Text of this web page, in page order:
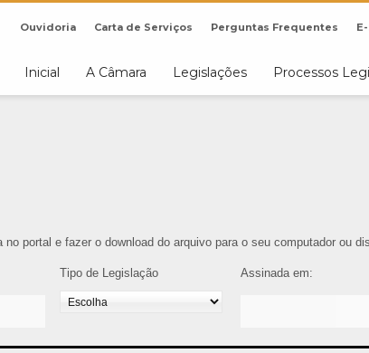
Ouvidoria Carta de Serviços Perguntas Frequentes
Inicial A Câmara Legislações Processos
portal e fazer o download do arquivo para o seu computador ou
Tipo de Legislação Assinada em: